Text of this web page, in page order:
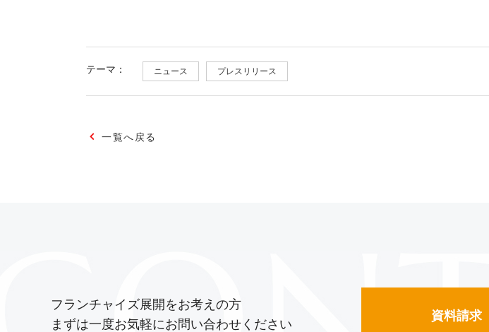
テーマ： ニュース プレスリリース
一覧へ戻る
フランチャイズ展開をお考えの方
まずは一度お気軽にお問い合わせください
資料請求